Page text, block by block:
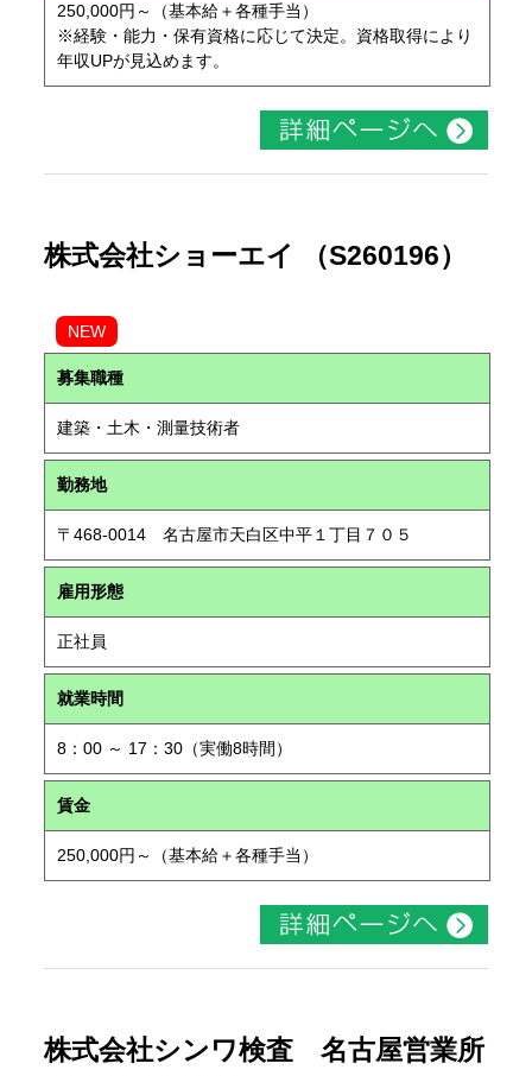
250,000円～（基本給＋各種手当）
※経験・能力・保有資格に応じて決定。資格取得により
年収UPが見込めます。
株式会社ショーエイ （S260196）
NEW
募集職種
建築・土木・測量技術者
勤務地
〒468-0014 名古屋市天白区中平１丁目７０５
雇用形態
正社員
就業時間
8：00 ～ 17：30（実働8時間）
賃金
250,000円～（基本給＋各種手当）
株式会社シンワ検査 名古屋営業所